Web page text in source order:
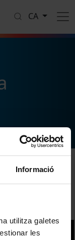
Informació
utilitza galetes
les
CA